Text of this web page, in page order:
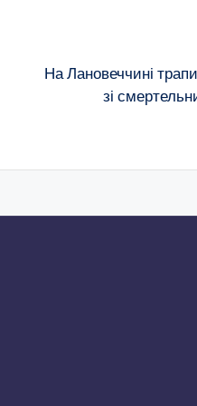
На Лановеччині
зі